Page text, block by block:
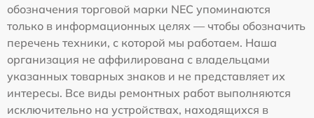
обозначения торговой марки NEC упоминаются
только в информационных целях — чтобы обозначить
перечень техники, с которой мы работаем. Наша
организация не аффилирована с владельцами
указанных товарных знаков и не представляет их
интересы. Все виды ремонтных работ выполняются
исключительно на устройствах, находящихся в